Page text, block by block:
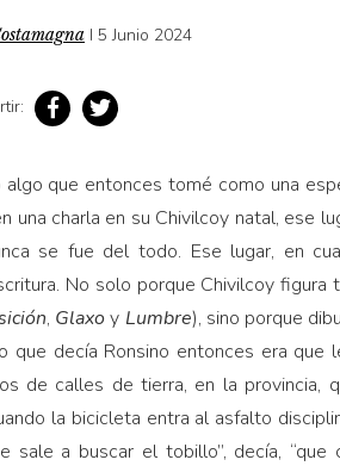
I 5 Junio 2024
que entonces tomé como una
charla en su Chivilcoy natal, ese
se fue del todo. Ese lugar, en
No solo porque Chivilcoy figura
, Glaxoy Lumbre), sino porque
que decía Ronsino entonces era que
de calles de tierra, en la provincia,
la bicicleta entra al asfalto
a buscar el tobillo”, decía, “que